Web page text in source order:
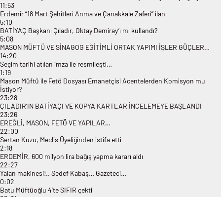
11:53
Erdemir “18 Mart Şehitleri Anma ve Çanakkale Zaferi’’ ilanı
5:10
BATİYAÇ Başkanı Çıladır, Oktay Demiray’ı mı kullandı?
5:08
MASON MÜFTÜ VE SİNAGOG EĞİTİMLİ ORTAK YAPIMI İŞLER GÜÇLER…
14:20
Seçim tarihi atılan imza ile resmileşti…
1:19
Mason Müftü ile Fetö Dosyası Emanetçisi Acentelerden Komisyon mu
İstiyor?
23:28
ÇILADIR’IN BATİYAÇI VE KOPYA KARTLAR İNCELEMEYE BAŞLANDI
23:26
EREĞLİ, MASON, FETÖ VE YAPILAR…
22:00
Sertan Kuzu, Meclis Üyeliğinden istifa etti
2:18
ERDEMİR, 600 milyon lira bağış yapma kararı aldı
22:27
Yalan makinesi!.. Sedef Kabaş… Gazeteci…
0:02
Batu Müftüoğlu 4’te SIFIR çekti